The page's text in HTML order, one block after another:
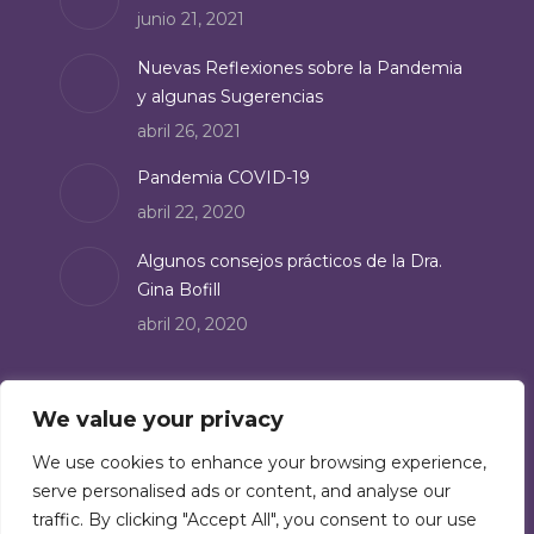
We value your privacy
We use cookies to enhance your browsing experience,
serve personalised ads or content, and analyse our
traffic. By clicking "Accept All", you consent to our use
windowjunio 21, 2021
Nuevas Reflexiones sobre la Pandemia
y algunas Sugerencias
abril 26, 2021
Pandemia COVID-19
abril 22, 2020
Algunos consejos prácticos de la Dra.
Gina Bofill
abril 20, 2020
Suscríbete